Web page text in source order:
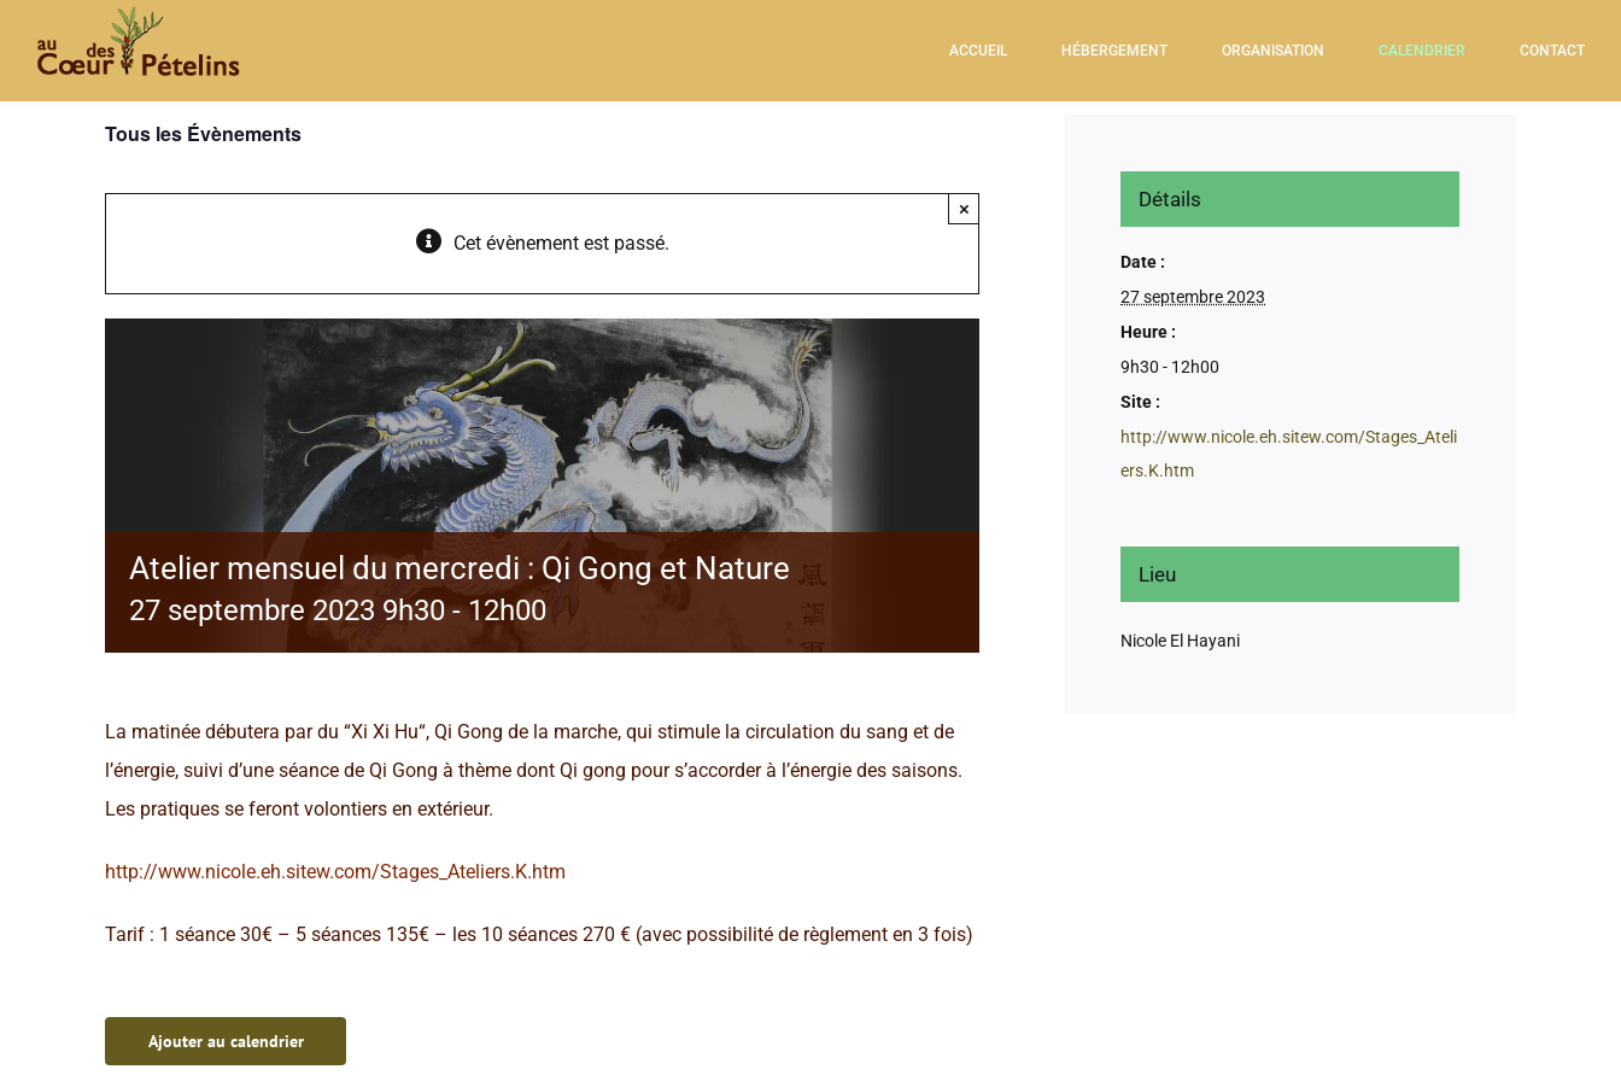
ACCUEIL HÉBERGEMENT ORGANISATION CALENDRIER CONTACT
Tous les Évènements
Cet évènement est passé.
×
Atelier mensuel du mercredi : Qi Gong et Nature
27 septembre 2023 9h30 - 12h00
La matinée débutera par du “Xi Xi Hu“, Qi Gong de la marche, qui stimule la circulation du sang et de
l’énergie, suivi d’une séance de Qi Gong à thème dont Qi gong pour s’accorder à l’énergie des saisons.
Les pratiques se feront volontiers en extérieur.
http://www.nicole.eh.sitew.com/Stages_Ateliers.K.htm
Tarif : 1 séance 30€ – 5 séances 135€ – les 10 séances 270 € (avec possibilité de règlement en 3 fois)
Ajouter au calendrier
Détails
Date :
27 septembre 2023
Heure :
9h30 - 12h00
Site :
http://www.nicole.eh.sitew.com/Stages_Ateli
ers.K.htm
Lieu
Nicole El Hayani